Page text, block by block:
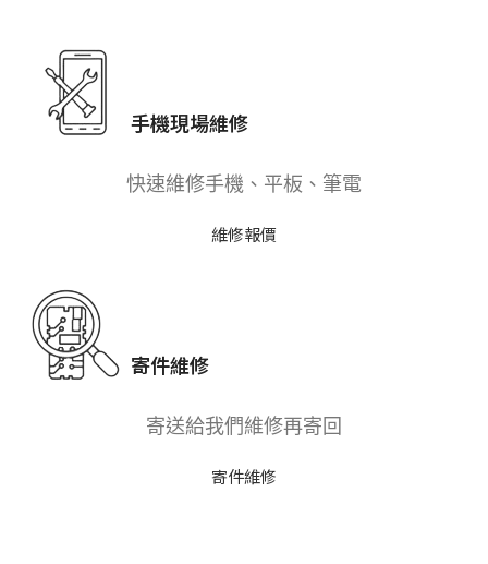
手機現場維修
快速維修手機、平板、筆電
維修報價
寄件維修
寄送給我們維修再寄回
寄件維修